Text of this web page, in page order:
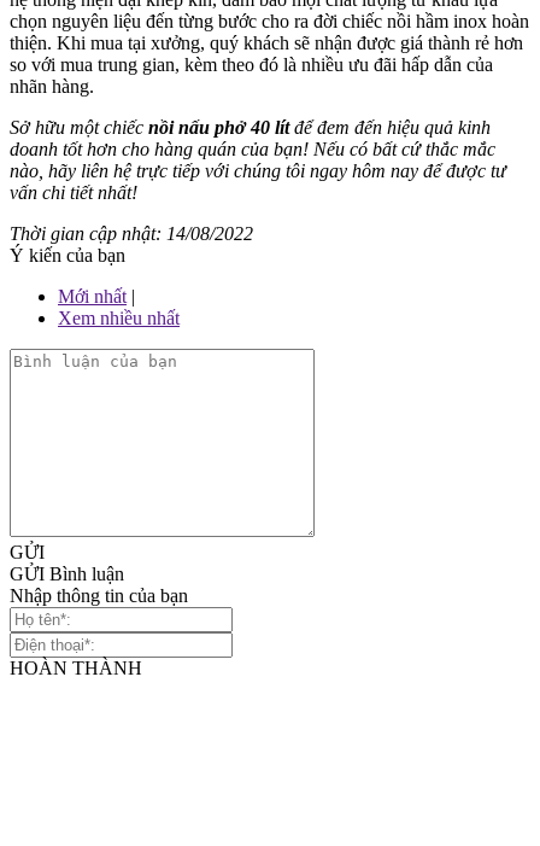
chọn nguyên liệu đến từng bước cho ra đời chiếc nồi hầm inox hoàn
thiện. Khi mua tại xưởng, quý khách sẽ nhận được giá thành rẻ hơn
so với mua trung gian, kèm theo đó là nhiều ưu đãi hấp dẫn của
nhãn hàng.
Sở hữu một chiếc nồi nấu phở 40 lítđể đem đến hiệu quả kinh
doanh tốt hơn cho hàng quán của bạn! Nếu có bất cứ thắc mắc
nào, hãy liên hệ trực tiếp với chúng tôi ngay hôm nay để được tư
vấn chi tiết nhất!
Thời gian cập nhật: 14/08/2022
Ý kiến của bạn
Mới nhất |
Xem nhiều nhất
GỬI
GỬI Bình luận
Nhập thông tin của bạn
HOÀN THÀNH